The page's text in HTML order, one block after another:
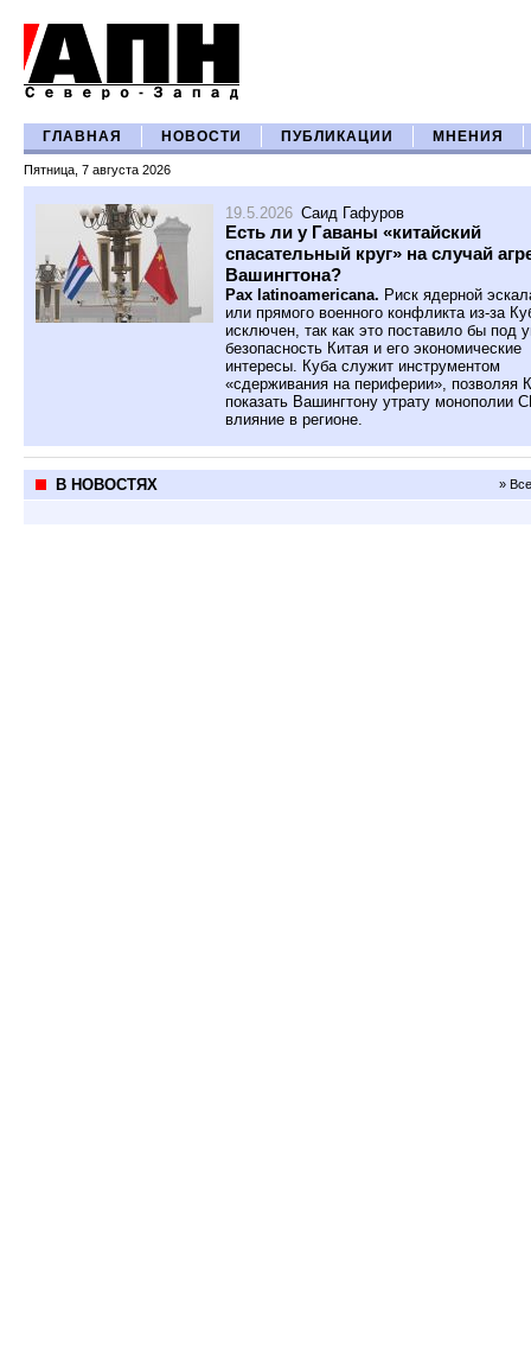
ГЛАВНАЯ НОВОСТИ ПУБЛИКАЦИИ МНЕНИЯ
Пятница, 7 августа 2026
19.5.2026 Саид Гафуров
Есть ли у Гаваны «китайский
спасательный круг» на случай
Вашингтона?
Pax latinoamericana. Риск ядерной
или прямого военного конфликта из-за
исключен, так как это поставило бы под
безопасность Китая и его экономические
интересы. Куба служит инструментом
«сдерживания на периферии», позволяя
показать Вашингтону утрату монополии
влияние в регионе.
В НОВОСТЯХ »